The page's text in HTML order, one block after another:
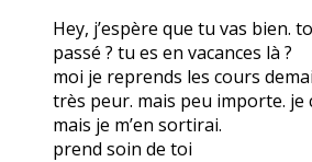
Hey, j’espère que tu vas bien.
passé ? tu es en vacances là ?
moi je reprends les cours
très peur. mais peu importe. je
mais je m’en sortirai.
prend soin de toi